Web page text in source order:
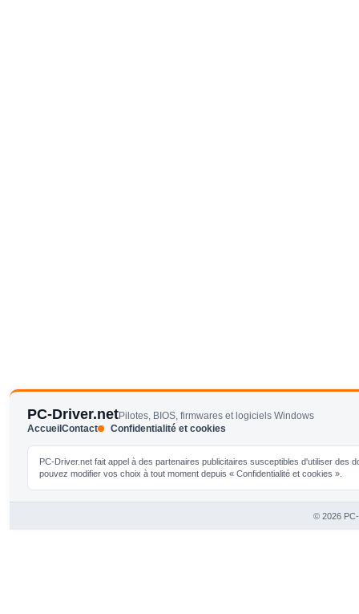
PC-Driver.netPilotes, BIOS, firmwares et logiciels Windows
AccueilContact Confidentialité et cookies
PC-Driver.net fait appel à des partenaires publicitaires susceptibles d'utiliser
pouvez modifier vos choix à tout moment depuis « Confidentialité et cookies ».
© 2026